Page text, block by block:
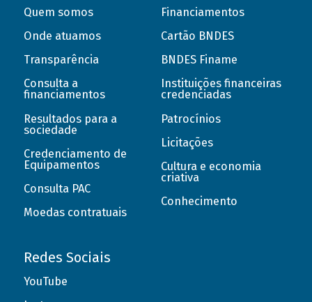
Quem somos
Onde atuamos
Transparência
Consulta a
financiamentos
Resultados para a
sociedade
Credenciamento de
Equipamentos
Consulta PAC
Moedas contratuais
Financiamentos
Cartão BNDES
BNDES Finame
Instituições financeiras
credenciadas
Patrocínios
Licitações
Cultura e economia
criativa
Conhecimento
Redes Sociais
YouTube